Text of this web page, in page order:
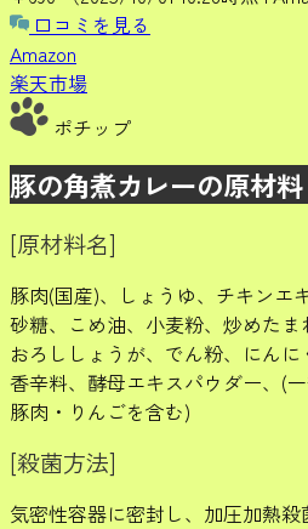
口コミを見る
Amazon
楽天市場
ポチップ
豚の角煮カレーの原材
[原材料名]
豚肉(国産)、しょうゆ、チキンエ
砂糖、こめ油、小麦粉、炒めたま
おろししょうが、でん粉、にんに
香辛料、酵母エキスパウダー、(
豚肉・りんごを含む)
[殺菌方法]
気密性容器に密封し、加圧加熱殺